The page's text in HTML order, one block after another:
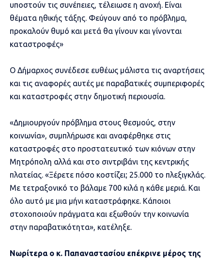
υποστούν τις συνέπειες, τέλειωσε η ανοχή. Είναι
θέματα ηθικής τάξης. Φεύγουν από το πρόβλημα,
προκαλούν θυμό και μετά θα γίνουν και γίνονται
καταστροφές»
Ο Δήμαρχος συνέδεσε ευθέως μάλιστα τις αναρτήσεις
και τις αναφορές αυτές με παραβατικές συμπεριφορές
και καταστροφές στην δημοτική περιουσία.
«Δημιουργούν πρόβλημα στους θεσμούς, στην
κοινωνία», συμπλήρωσε και αναφέρθηκε στις
καταστροφές στο προστατευτικό των κιόνων στην
Μητρόπολη αλλά και στο σιντριβάνι της κεντρικής
πλατείας. «Ξέρετε πόσο κοστίζει; 25.000 το πλεξιγκλάς.
Με τετραξονικό το βάλαμε 700 κιλά η κάθε μεριά. Και
όλο αυτό με μια μήνι καταστράφηκε. Κάποιοι
στοχοποιούν πράγματα και εξωθούν την κοινωνία
στην παραβατικότητα», κατέληξε.
Νωρίτερα ο κ. Παπαναστασίου επέκρινε μέρος της